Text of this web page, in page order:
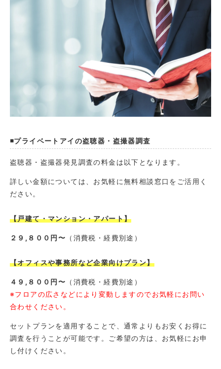
◾️プライベートアイの盗聴器・盗撮器調査
盗聴器・盗撮器発見調査の料金は以下となります。
詳しい金額については、お気軽に無料相談窓口をご活用く
ださい。
【戸建て・マンション・アパート】
２９,８００円〜 （消費税・経費別途）
【オフィスや事務所など企業向けプラン】
４９,８００円〜 （消費税・経費別途）
※フロアの広さなどにより変動しますのでお気軽にお問い
合わせください。
セットプランを適用することで、通常よりもお安くお得に
調査を行うことが可能です。ご希望の方は、お気軽にお申
し付けください。